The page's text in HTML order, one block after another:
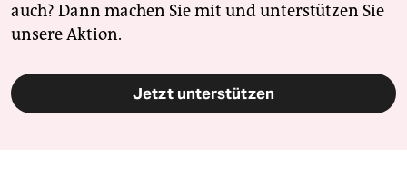
auch? Dann machen Sie mit und unterstützen Sie
unsere Aktion.
Jetzt unterstützen